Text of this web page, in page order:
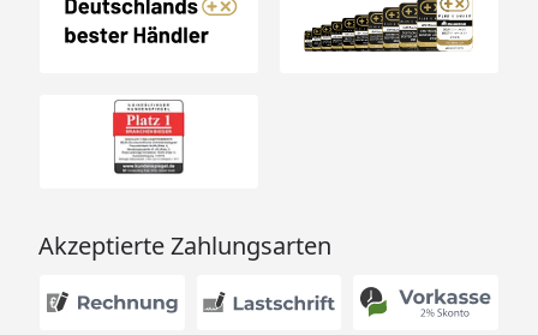
Akzeptierte Zahlungsarten